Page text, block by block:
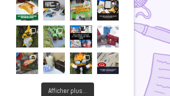
Afficher plus...